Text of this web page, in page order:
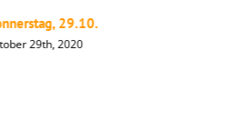
29.10.
29th, 2020